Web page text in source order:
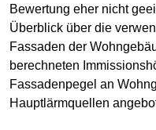
Bewertung eher nicht
Überblick über die
Fassaden der
berechneten
Fassadenpegel an
Hauptlärmquellen